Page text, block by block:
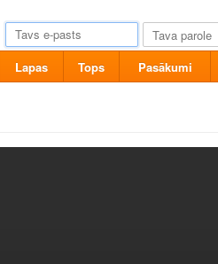
Lapas Tops Pasākumi